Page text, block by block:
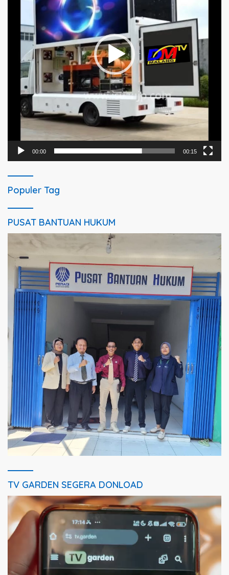
00:00 00:15
Populer Tag
PUSAT BANTUAN HUKUM
TV GARDEN SEGERA DONLOAD
Pemutar
Video